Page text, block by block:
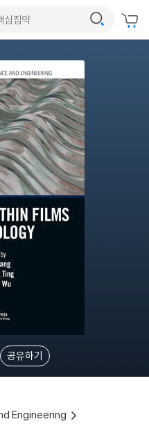
공유하기
Engineering